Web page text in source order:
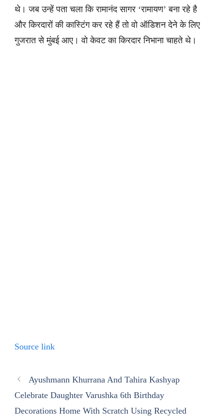
थे। जब उन्हें पता चला कि रामानंद सागर ‘रामायण’ बना रहे है
और किरदारों की कास्टिंग कर रहे हैं तो वो ऑडिशन देने के लिए
गुजरात से मुंबई आए। वो केवट का किरदार निभाना चाहते थे।
Source link
Ayushmann Khurrana And Tahira Kashyap
Celebrate Daughter Varushka 6th Birthday
Decorations Home With Scratch Using Recycled